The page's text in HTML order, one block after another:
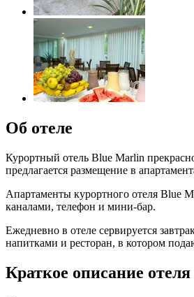
Об отеле
Курортный отель Blue Marlin
предлагается размещение в
Апартаменты курортного отеля Blue
каналами, телефон и мини-бар.
Ежедневно в отеле сервируется
напитками и ресторан, в котором
Краткое описание отеля